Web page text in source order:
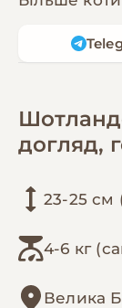
догляд,
23-25 см
4-6 кг
Велика